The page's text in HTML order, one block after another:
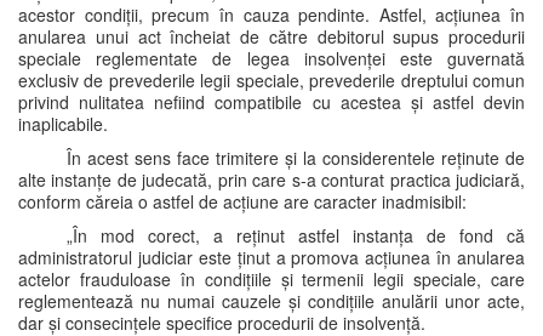
acestor condiții, precum în cauza pendinte. Astfel, acțiunea în
anularea unui act încheiat de către debitorul supus procedurii
speciale reglementate de legea insolvenței este guvernată
exclusiv de prevederile legii speciale, prevederile dreptului comun
privind nulitatea nefiind compatibile cu acestea și astfel devin
inaplicabile.
În acest sens face trimitere și la considerentele reținute de
alte instanțe de judecată, prin care s-a conturat practica judiciară,
conform căreia o astfel de acțiune are caracter inadmisibil:
„În mod corect, a reținut astfel instanța de fond că
administratorul judiciar este ținut a promova acțiunea în anularea
actelor frauduloase în condițiile și termenii legii speciale, care
reglementează nu numai cauzele și condițiile anulării unor acte,
dar și consecințele specifice procedurii de insolvență.